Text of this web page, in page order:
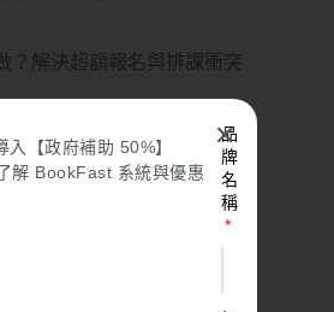
？解決超額報名與排課衝突
錢？6 筆最容易爆預算的
入【政府補助 50%】
解 BookFast 系統與優惠
品
牌
名
稱
✕